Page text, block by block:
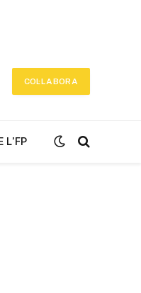
COL·LABORA
L’FP